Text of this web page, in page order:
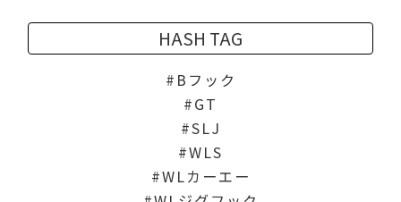
HASH TAG
Bフック
GT
SLJ
WLS
WLカーエー